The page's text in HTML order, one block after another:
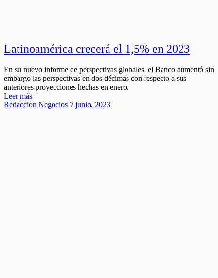
Latinoamérica crecerá el 1,5% en 2023
En su nuevo informe de perspectivas globales, el Banco aumentó sin
embargo las perspectivas en dos décimas con respecto a sus
anteriores proyecciones hechas en enero.
Leer más
Redaccion Negocios 7 junio, 2023